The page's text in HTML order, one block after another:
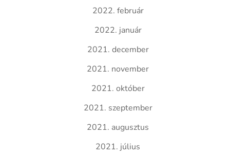
2022. február
2022. január
2021. december
2021. november
2021. október
2021. szeptember
2021. augusztus
2021. július